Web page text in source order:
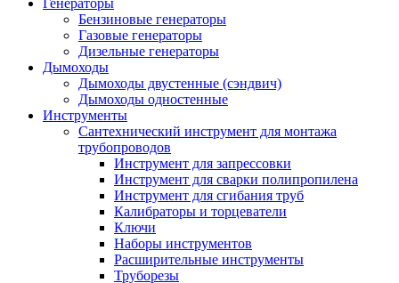
Генераторы
Бензиновые генераторы
Газовые генераторы
Дизельные генераторы
Дымоходы
Дымоходы двустенные (сэндвич)
Дымоходы одностенные
Инструменты
Сантехнический инструмент для монтажа
трубопроводов
Инструмент для запрессовки
Инструмент для сварки полипропилена
Инструмент для сгибания труб
Калибраторы и торцеватели
Ключи
Наборы инструментов
Расширительные инструменты
Труборезы